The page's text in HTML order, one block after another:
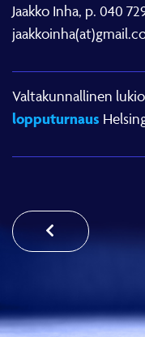
Jaakko Inha, p. 040
Valtakunnallinen
lopputurnaus